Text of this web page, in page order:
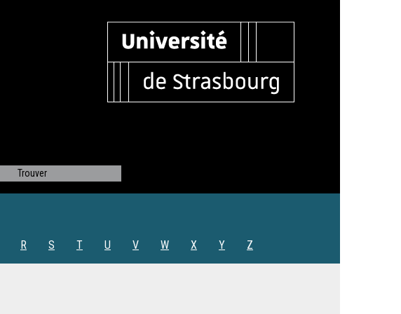
R S T U V W X Y Z